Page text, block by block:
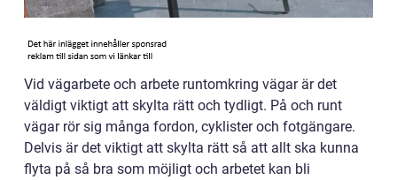
Vid vägarbete och arbete runtomkring vägar är det
väldigt viktigt att skylta rätt och tydligt. På och runt
vägar rör sig många fordon, cyklister och fotgängare.
Delvis är det viktigt att skylta rätt så att allt ska kunna
flyta på så bra som möjligt och arbetet kan bli